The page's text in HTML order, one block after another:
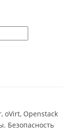
oVirt, Openstack
Безопасность